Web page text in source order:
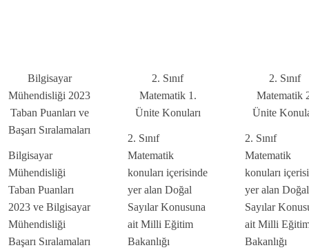
Bilgisayar
Mühendisliği 2023
Taban Puanları ve
Başarı Sıralamaları
Bilgisayar
Mühendisliği
Taban Puanları
2023 ve Bilgisayar
Mühendisliği
Başarı Sıralamaları
2. Sınıf
Matematik 1.
Ünite Konuları
2. Sınıf
Matematik
konuları içerisinde
yer alan Doğal
Sayılar Konusuna
ait Milli Eğitim
Bakanlığı
2. Sınıf
Matematik
Ünite
2. Sınıf
Matematik
konuları
yer alan Doğal
Sayılar
ait Milli
Bakanlığı